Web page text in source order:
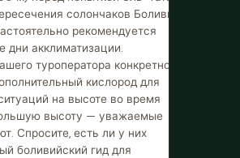
солончаков Боливии
рекомендуется
дни акклиматизации.
туроператора конкретно,
кислород для
на высоте во время
высоту — уважаемые
Спросите, есть ли у них
боливийский гид для